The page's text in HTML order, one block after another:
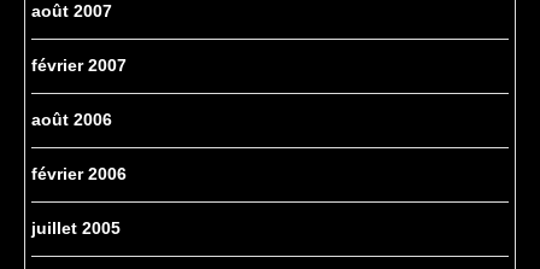
août 2007
février 2007
août 2006
février 2006
juillet 2005